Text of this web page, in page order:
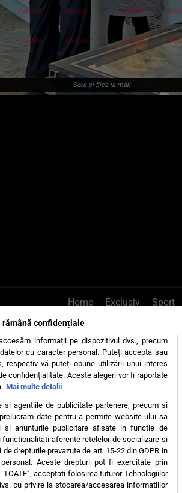
Sore și fiica la mall
Home Exclusiv Sport
Scrie-ne pe Whatsapp,
Știri
Ultimele stiri Diete Insula
Termeni si condiții Politica
rămână confidențiale
informații pe dispozitivul dvs., precum
cu caracter personal. Puteți accepta sau
vă puteți opune utilizării unui interes
confidențialitate. Aceste alegeri vor fi raportate
Mai multe detalii
agentiile de publicitate partenere, precum si
date pentru a permite website-ului sa
si anunturile publicitare afisate in functie de
aferente retelelor de socializare si
drepturile prevazute de art. 15-22 din GDPR in
Aceste drepturi pot fi exercitate prin
TOATE”, acceptati folosirea tuturor Tehnologiilor
cu privire la stocarea/accesarea informatiilor